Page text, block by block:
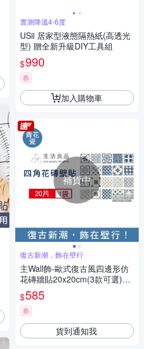
實測降溫4-6度
USii 居家型液態隔熱紙(高透光
型) 贈全新升級DIY工具組
$990
券
加入購物車
補貨中
復古新潮，飾在壁行
主Wall飾-歐式復古風四邊形仿
花磚牆貼20x20cm(3款可選)20
片/袋(牆壁貼皮防水磚貼,奢華
風格壁紙,仿四角磁磚牆貼,DIY
裝飾材料貼片,模擬磁磚牆家飾
貼紙)
$585
券
貨到通知我